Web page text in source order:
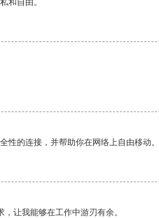
和自由。
性的连接，并帮助你在网络上自由移动。
让我能够在工作中游刃有余。